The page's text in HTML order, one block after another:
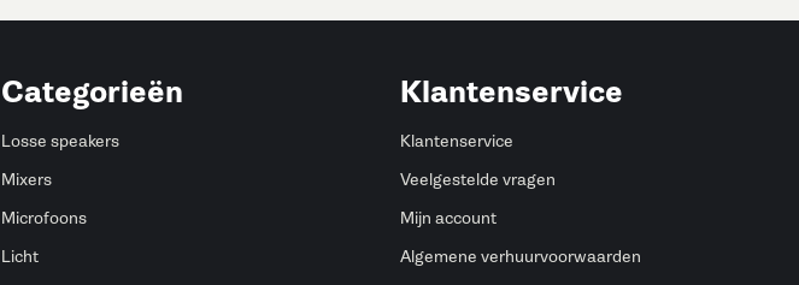
Categorieën
Losse speakers
Mixers
Microfoons
Licht
Klantenservice
Klantenservice
Veelgestelde vragen
Mijn account
Algemene verhuurvoorwaarden